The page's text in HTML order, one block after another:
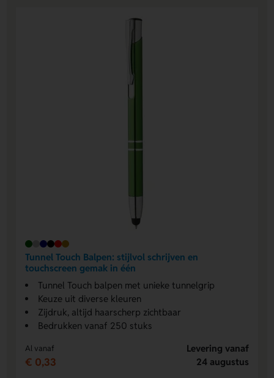
Tunnel Touch Balpen: stijlvol schrijven en
touchscreen gemak in één
Tunnel Touch balpen met unieke tunnelgrip
Keuze uit diverse kleuren
Zijdruk, altijd haarscherp zichtbaar
Bedrukken vanaf 250 stuks
Al vanaf
€ 0,33
Levering vanaf
24 augustus